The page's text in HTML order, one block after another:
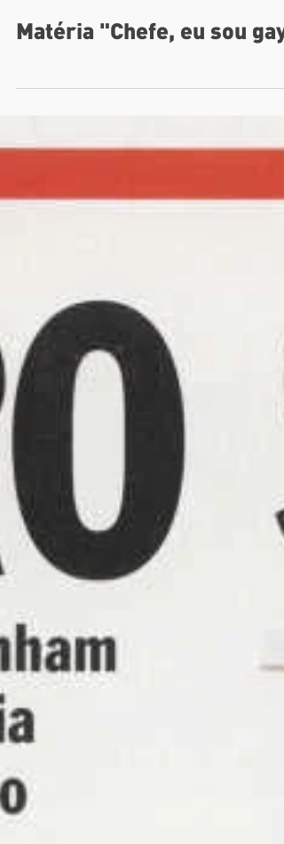
Matéria "Chefe, eu sou gay"